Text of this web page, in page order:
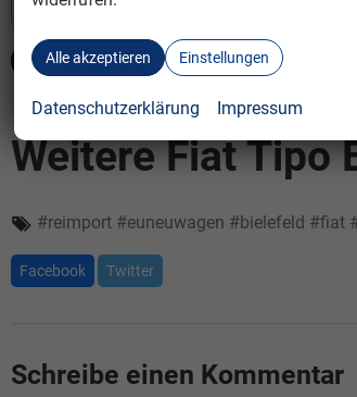
Senden
Weitere Fiat Tipo
#reimport #euneuwagen #bielefeld #fiat
Facebook Twitter
Schreibe einen Kommentar
Alle akzeptieren Einstellungen
Datenschutzerklärung Impressum